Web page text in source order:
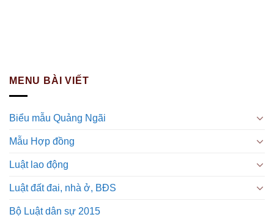
MENU BÀI VIẾT
Biểu mẫu Quảng Ngãi
Mẫu Hợp đồng
Luật lao động
Luật đất đai, nhà ở, BĐS
Bộ Luật dân sự 2015